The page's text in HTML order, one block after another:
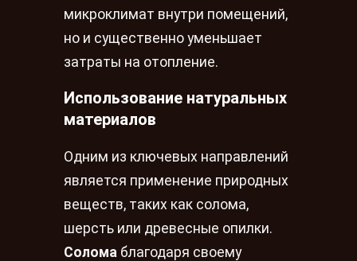
микроклимат внутри помещений,
но и существенно уменьшает
затраты на отопление.
Использование натуральных
материалов
Одним из ключевых направлений
является применение природных
веществ, таких как солома,
шерсть или древесные опилки.
Солома благодаря своему